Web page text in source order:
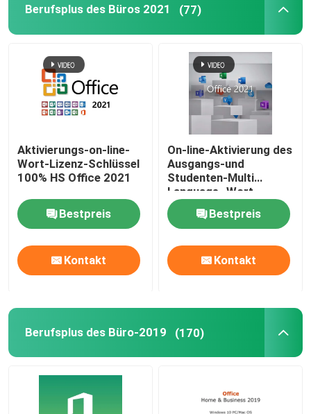
Berufsplus des Büros 2021 (77)
Aktivierungs-on-line-
Wort-Lizenz-Schlüssel
100% HS Office 2021
Bestpreis
Kontakt
On-line-Aktivierung des
Ausgangs-und
Studenten-Multi
Language -Wort-
Lizenz-Schlüssel-2021
Bestpreis
Kontakt
Berufsplus des Büro-2019 (170)